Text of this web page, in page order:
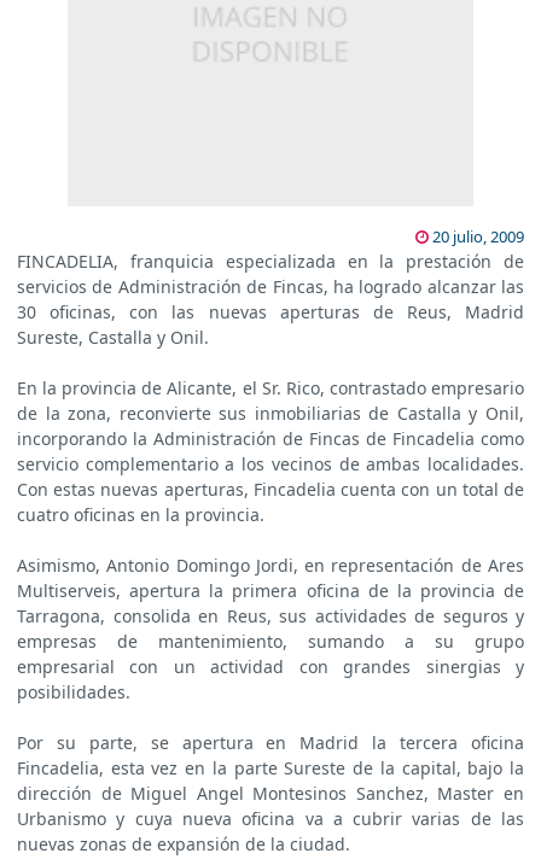
20 julio, 2009
FINCADELIA, franquicia especializada en la prestación de
servicios de Administración de Fincas, ha logrado alcanzar las
30 oficinas, con las nuevas aperturas de Reus, Madrid
Sureste, Castalla y Onil.
En la provincia de Alicante, el Sr. Rico, contrastado empresario
de la zona, reconvierte sus inmobiliarias de Castalla y Onil,
incorporando la Administración de Fincas de Fincadelia como
servicio complementario a los vecinos de ambas localidades.
Con estas nuevas aperturas, Fincadelia cuenta con un total de
cuatro oficinas en la provincia.
Asimismo, Antonio Domingo Jordi, en representación de Ares
Multiserveis, apertura la primera oficina de la provincia de
Tarragona, consolida en Reus, sus actividades de seguros y
empresas de mantenimiento, sumando a su grupo
empresarial con un actividad con grandes sinergias y
posibilidades.
Por su parte, se apertura en Madrid la tercera oficina
Fincadelia, esta vez en la parte Sureste de la capital, bajo la
dirección de Miguel Angel Montesinos Sanchez, Master en
Urbanismo y cuya nueva oficina va a cubrir varias de las
nuevas zonas de expansión de la ciudad.